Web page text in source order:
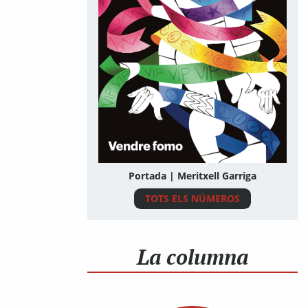
Portada | Meritxell Garriga
TOTS ELS NÚMEROS
La columna